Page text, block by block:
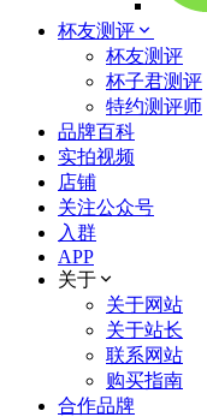
杯友测评
杯友测评
杯子君测评
特约测评师
品牌百科
实拍视频
店铺
关注公众号
入群
APP
关于
关于网站
关于站长
联系网站
购买指南
合作品牌